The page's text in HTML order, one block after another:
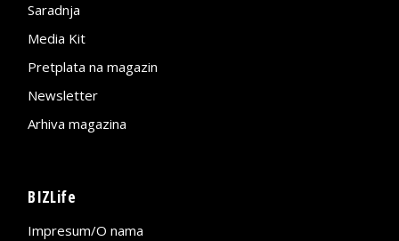
Saradnja
Media Kit
Pretplata na magazin
Newsletter
Arhiva magazina
BIZLife
Impresum/O nama